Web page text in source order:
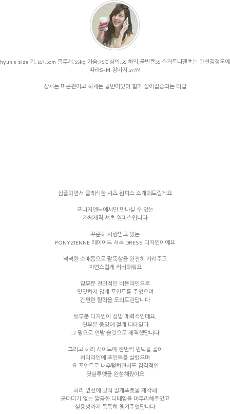
hyun's size 키: 167.5cm 몸무게:55kg 가슴:75C 상의:55 하의:골반큰55 스커트나팬츠는 텐션감정도에
따라S-M 청바지:27/M
상체는 마른편이고 하체는 골반이있어 힙에 살이집중되는 타입
심플하면서 클래식한 셔츠 원피스 소개해드릴게요
포니지엔느에서만 만나실 수 있는
자체제작 셔츠 원피스입니다
꾸준히 사랑받고 있는
PONYZIENNE 레이어드 셔츠 DRESS 디자인이에요
넉넉한 소매통으로 팔뚝살을 완전히 가려주고
자연스럽게 커버해줘요
앞부분 전면적인 버튼라인으로
밋밋하지 않게 포인트를 주었으며
간편한 탈착을 도와드린답니다
뒷부분 디자인이 정말 매력적인데요,
뒷부분 중앙에 절개 디테일과
그 밑으로 언발 슬릿으로 제작했답니다
그리고 허리 사이드에 한번씩 핀턱을 잡아
허리라인에 포인트를 살렸으며
요 포인트로 내추럴하면서도 감각적인
뒷실루엣을 완성해줬어요
허리 옆선에 맞춰 절개포켓을 제작해
군더더기 없는 깔끔한 디테일을 마무리해주었고
실용성까지 톡톡히 챙겨주었답니다